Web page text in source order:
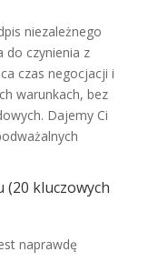
niezależnego
do czynienia z
czas negocjacji i
warunkach, bez
Dajemy Ci
(20 kluczowych
naprawdę